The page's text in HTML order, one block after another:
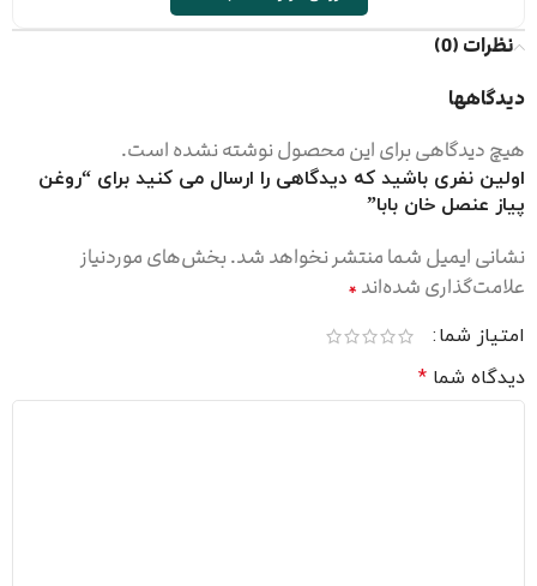
نظرات (0)
دیدگاهها
هیچ دیدگاهی برای این محصول نوشته نشده است.
اولین نفری باشید که دیدگاهی را ارسال می کنید برای “روغن
پیاز عنصل خان بابا”
نشانی ایمیل شما منتشر نخواهد شد.بخش‌های موردنیاز
علامت‌گذاری شده‌اند *
امتیاز شما
دیدگاه شما *